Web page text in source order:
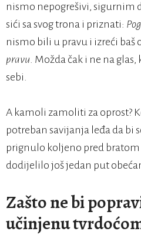
nismo nepogrešivi, sigurnim
sići sa svog trona i priznati:
nismo bili u pravu i izreći baš
pravu. Možda čak i ne na
sebi.
A kamoli zamoliti za oprost?
potreban savijanja leđa da bi
prignulo koljeno pred bratom
dodijelilo još jedan put
Zašto ne bi
učinjenu